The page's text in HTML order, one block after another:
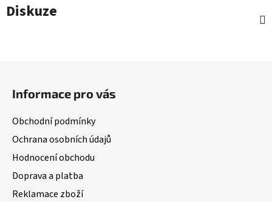
Diskuze
Informace pro vás
Obchodní podmínky
Ochrana osobních údajů
Hodnocení obchodu
Doprava a platba
Reklamace zboží